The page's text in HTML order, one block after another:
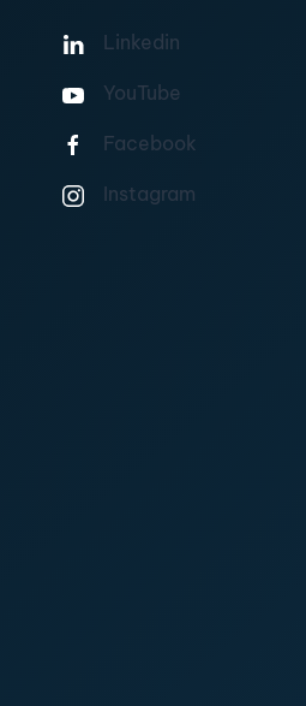
Linkedin
YouTube
Facebook
Instagram